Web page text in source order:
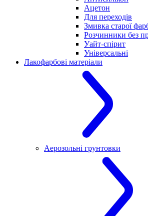
Ацетон
Для переходів
Змивка старої
Розчинники без
Уайт-спірит
Універсальні
Лакофарбові матеріали
Аерозольні грунтовки